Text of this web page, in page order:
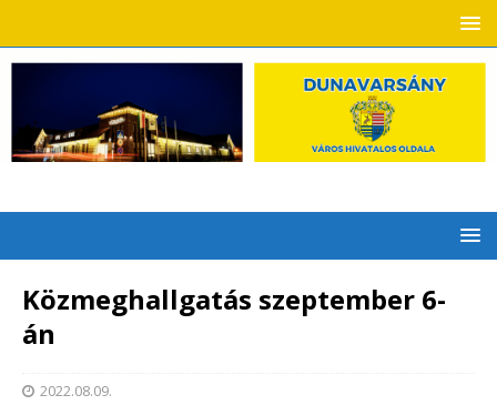
Közmeghallgatás szeptember 6-
án
2022.08.09.